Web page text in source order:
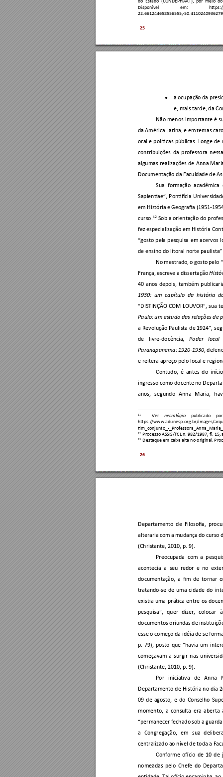
25
Disponível
em:
22.661244658556555,-
26
● a ocupação da p
e, mais tarde, da
Não menos importante é
da América Latina, e em temas c
oral e políticas públicas. Longe de
contribuições da professora
algumas realizações de Anna
Documentação da Faculdade de
Sua formação acadêmica
Sapientiae”, Pontifícia
em História e Geografia (1951-
curso. 12 Sob a orientação do
fez especialização em História
“gosto pela pesquisa em acervos
de ensino do litoral norte
No mestrado, o gosto pelo
França, escreve a dissertação
40 anos depois, também
1930: um capítulo da história
“DISTINÇÃO COM LOUVOR”, sua t
Paulo: um estudo das relações de p
a Revolução Paulista de 1924”,
de
livre-docência, Poder
local
Paranapanema: 1920-1930 ,
e reitera apreço pelo local e
Contudo, é antes do in
ingresso como docente no
anos,
segundo Anna Maria,
11 Ver necrológio publicado
https://www.adunesp.org.br/images/
tim_conjunto_-_Prof
12 Processo ASSIS/FCL n. 982/1987, fl. 15,
13 Destaque em caixa alta no original.
Departamento de Filosofia,
alteraria com a mudança do curso
(Christante, 2010, p. 9).
Preocupada com a
acontecia a seu redor e no
documentação,
a fim de tornar
tratando-se de uma cidade do
existia uma prática entre os
pesquisa”,
quer dizer, colocar
documentos oriundas de
esse o começo da idéia de se
p. 79), posto que “havia um
começavam a surgir nas
(Christante, 2010, p. 9).
Por iniciativa de Anna
Departamento de História no dia
09 de agosto, e do Conselho
momento, a consulta era aberta
“permanecer fechado sob a
a Congregação, em sua delibe
centralizado ao nível de toda a
Conforme ofício de 10 de
nomeadas pelo Chefe do